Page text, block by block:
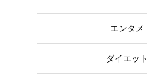
エンタメ
ダイエット